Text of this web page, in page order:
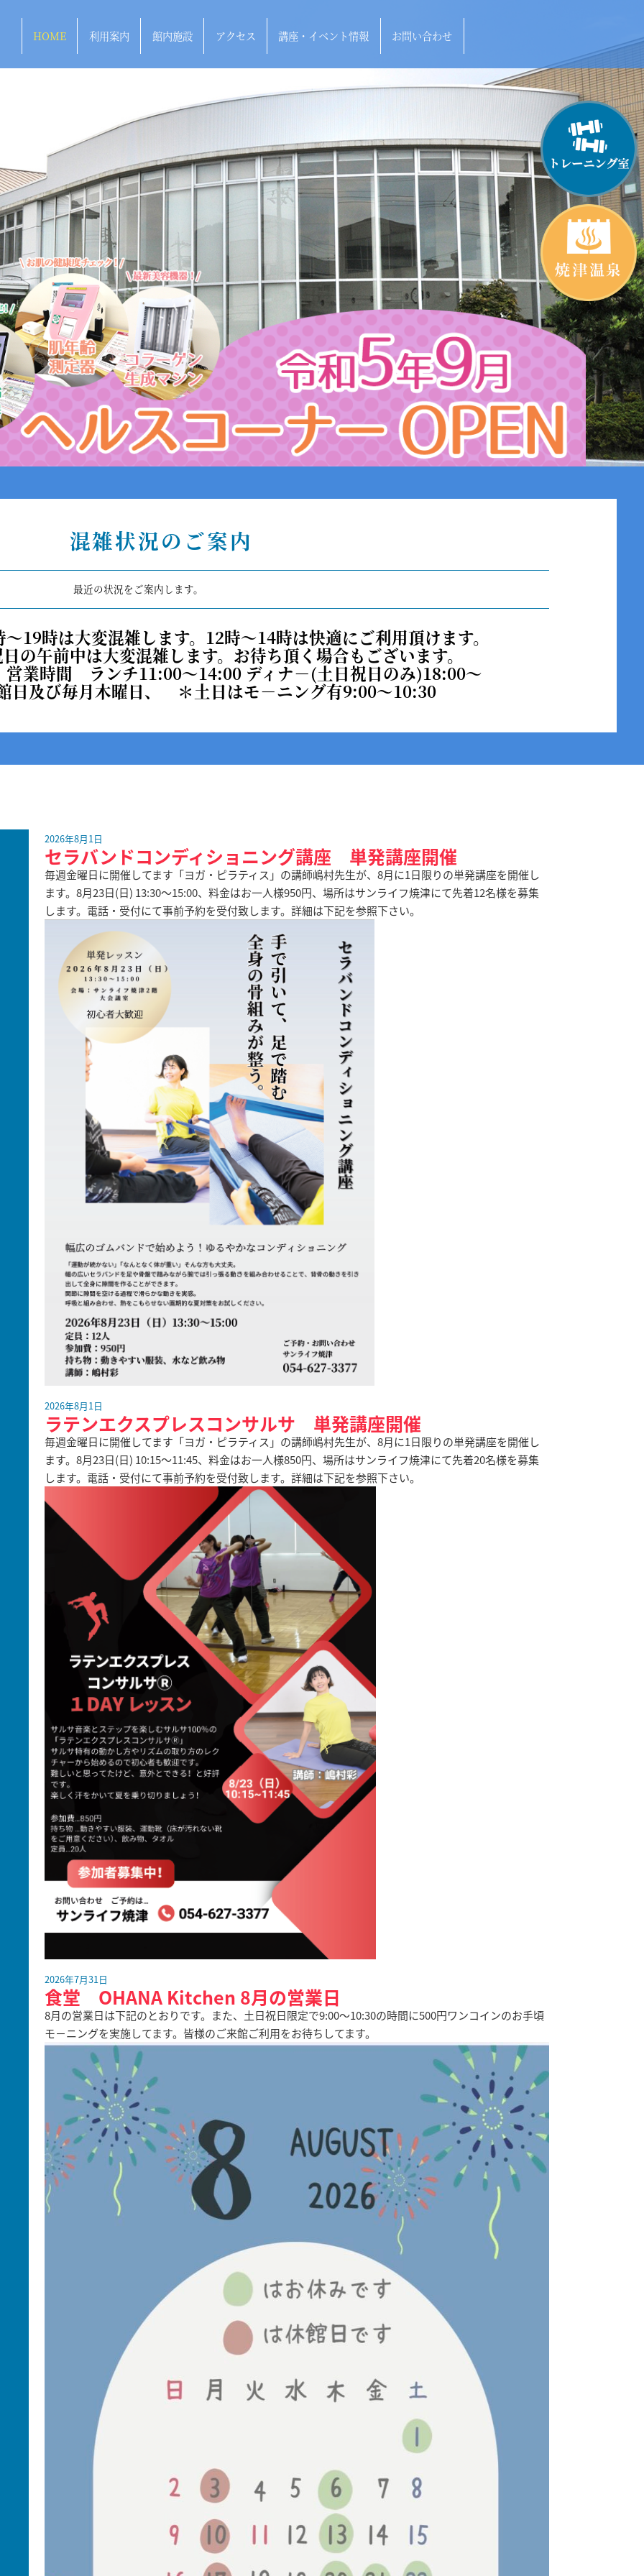
HOME 利用案内 館内施設 アクセス 講座・イベント情報 お問い合わせ
混雑状況のご案内
最近の状況をご案内します。
19時は大変混雑します。12時～14時は快適にご利用頂けます。
の午前中は大変混雑します。お待ち頂く場合もございます。
営業時間 ランチ11:00～14:00 ディナ－(土日祝日のみ)18:00～
及び毎月木曜日、 ＊土日はモ－ニング有9:00～10:30
2026年8月1日
セラバンドコンディショニング講座 単発講座開催
毎週金曜日に開催してます「ヨガ・ピラティス」の講師嶋村先生が、8月に1日限りの単発講座を開催し
ます。8月23日(日) 13:30～15:00、料金はお一人様950円、場所はサンライフ焼津にて先着12名様を募集
します。電話・受付にて事前予約を受付致します。詳細は下記を参照下さい。
2026年8月1日
ラテンエクスプレスコンサルサ 単発講座開催
毎週金曜日に開催してます「ヨガ・ピラティス」の講師嶋村先生が、8月に1日限りの単発講座を開催し
ます。8月23日(日) 10:15～11:45、料金はお一人様850円、場所はサンライフ焼津にて先着20名様を募集
します。電話・受付にて事前予約を受付致します。詳細は下記を参照下さい。
2026年7月31日
食堂 OHANA Kitchen 8月の営業日
8月の営業日は下記のとおりです。また、土日祝日限定で9:00～10:30の時間に500円ワンコインのお手頃
モ－ニングを実施してます。皆様のご来館ご利用をお待ちしてます。